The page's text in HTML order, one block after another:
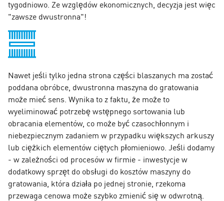
tygodniowo. Ze względów ekonomicznych, decyzja jest więc
"zawsze dwustronna"!
Nawet jeśli tylko jedna strona części blaszanych ma zostać
poddana obróbce, dwustronna maszyna do gratowania
może mieć sens. Wynika to z faktu, że może to
wyeliminować potrzebę wstępnego sortowania lub
obracania elementów, co może być czasochłonnym i
niebezpiecznym zadaniem w przypadku większych arkuszy
lub ciężkich elementów ciętych płomieniowo. Jeśli dodamy
- w zależności od procesów w firmie - inwestycje w
dodatkowy sprzęt do obsługi do kosztów maszyny do
gratowania, która działa po jednej stronie, rzekoma
przewaga cenowa może szybko zmienić się w odwrotną.